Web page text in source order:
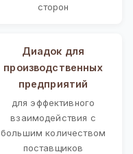
сторон
Диадок для
производственных
предприятий
для эффективного
взаимодействия с
большим количеством
поставщиков